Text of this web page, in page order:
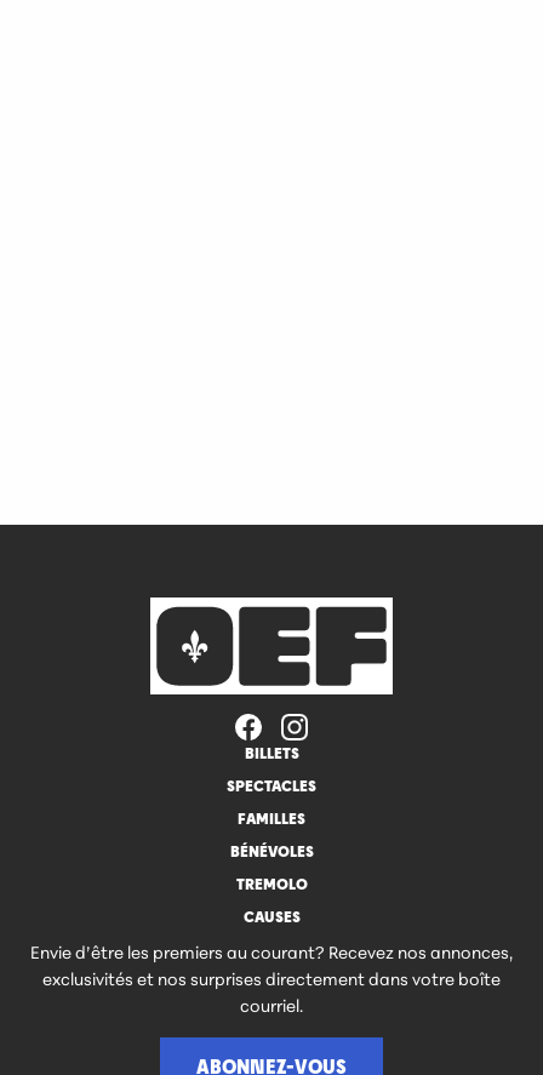
BILLETS
SPECTACLES
FAMILLES
BÉNÉVOLES
TREMOLO
CAUSES
Envie d’être les premiers au courant? Recevez nos annonces,
exclusivités et nos surprises directement dans votre boîte
courriel.
ABONNEZ-VOUS